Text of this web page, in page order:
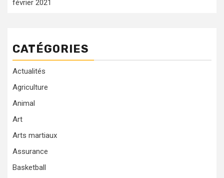
février 2021
CATÉGORIES
Actualités
Agriculture
Animal
Art
Arts martiaux
Assurance
Basketball